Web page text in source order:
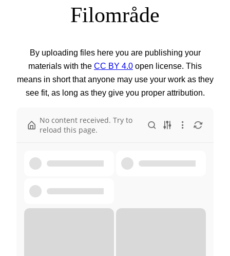
Filområde
By uploading files here you are publishing your
materials with the CC BY 4.0 open license. This
means in short that anyone may use your work as they
see fit, as long as they give you proper attribution.
No content received. Try to
reload this page.